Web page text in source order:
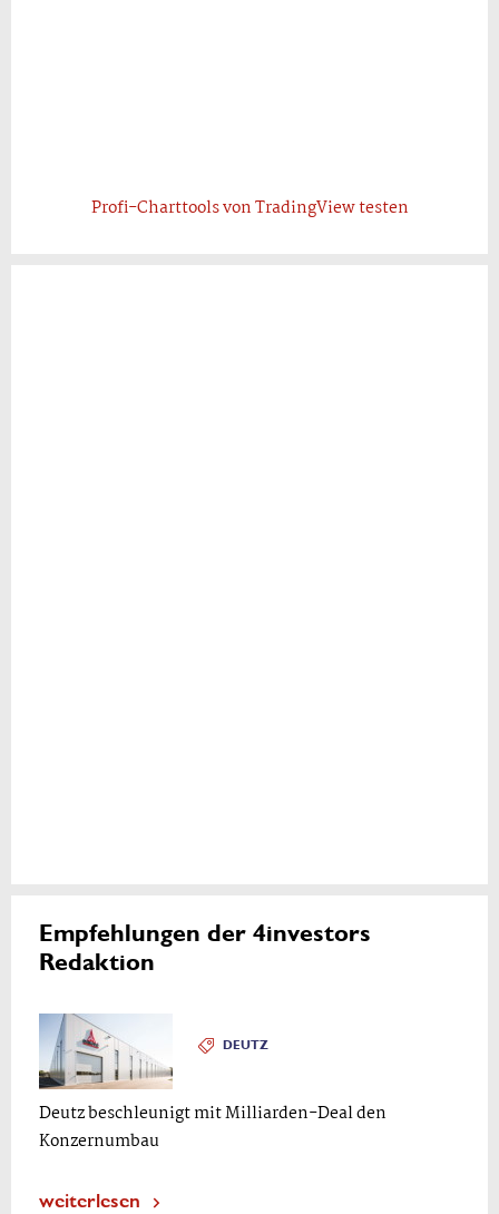
Profi-Charttools von TradingView testen
Empfehlungen der 4investors
Redaktion
DEUTZ
Deutz beschleunigt mit Milliarden-Deal den
Konzernumbau
weiterlesen